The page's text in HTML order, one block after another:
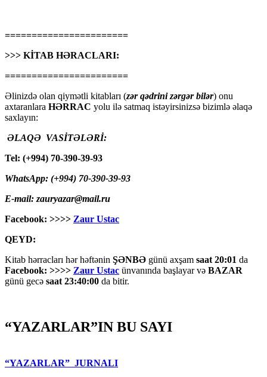
=======================
>>> KİTAB HƏRACLARI:
=======================
Əlinizdə olan qiymətli kitabları (zər qədrini zərgər bilər) onu
axtaranlara HƏRRAC yolu ilə satmaq istəyirsinizsə bizimlə əlaqə
saxlayın:
ƏLAQƏ VASİTƏLƏRİ:
Tel: (+994) 70-390-39-93
WhatsApp: (+994) 70-390-39-93
E-mail: zauryazar@mail.ru
Facebook: >>>> Zaur Ustac
QEYD:
Kitab hərracları hər həftənin ŞƏNBƏ günü axşam saat 20:01 da
Facebook: >>>> Zaur Ustac ünvanında başlayar və BAZAR
günü gecə saat 23:40:00 da bitir.
“YAZARLAR”IN BU SAYI
“YAZARLAR” JURNALI